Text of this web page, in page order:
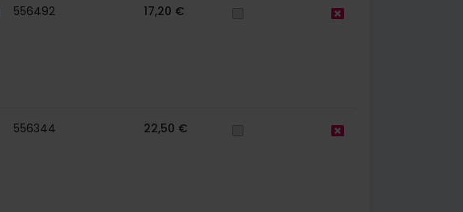
556492 17,20 €
556344 22,50 €